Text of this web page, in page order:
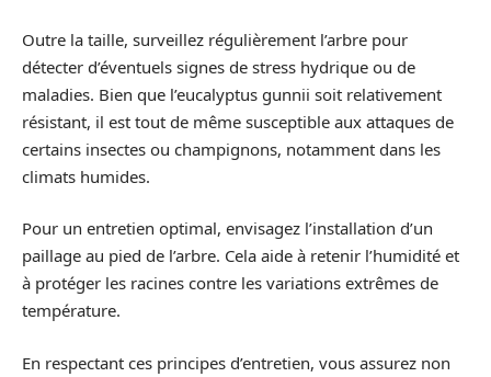
Outre la taille, surveillez régulièrement l’arbre pour
détecter d’éventuels signes de stress hydrique ou de
maladies. Bien que l’eucalyptus gunnii soit relativement
résistant, il est tout de même susceptible aux attaques de
certains insectes ou champignons, notamment dans les
climats humides.
Pour un entretien optimal, envisagez l’installation d’un
paillage au pied de l’arbre. Cela aide à retenir l’humidité et
à protéger les racines contre les variations extrêmes de
température.
En respectant ces principes d’entretien, vous assurez non